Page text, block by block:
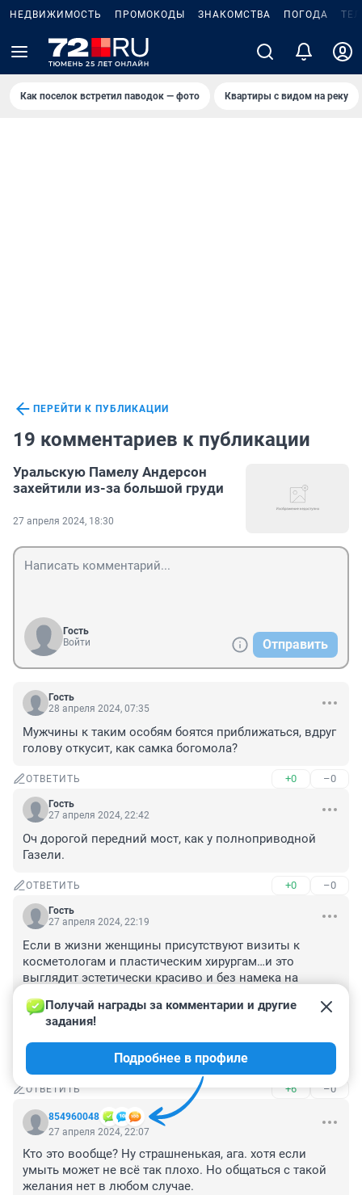
НЕДВИЖИМОСТЬ ПРОМОКОДЫ ЗНАКОМСТВА ПОГОДА
Как поселок встретил паводок — фото Квартиры с видом на реку
ПЕРЕЙТИ К ПУБЛИКАЦИИ
19 комментариев к публикации
Уральскую Памелу Андерсон
захейтили из-за большой груди
27 апреля 2024, 18:30
Гость
Войти
Отправить
Гость
28 апреля 2024, 07:35
Мужчины к таким особям боятся приближаться, вдруг
голову откусит, как самка богомола?
ОТВЕТИТЬ +0 –0
Гость
27 апреля 2024, 22:42
Оч дорогой передний мост, как у полноприводной
Газели.
ОТВЕТИТЬ +0 –0
Гость
27 апреля 2024, 22:19
Если в жизни женщины присутствуют визиты к
косметологам и пластическим хирургам…и это
выглядит эстетически красиво и без намека на
лице вместо губ шлепанцы на пол лица …извините
тут не про эстетику и сексуальность…это про
пошлость и отсутствие серого вещества в черепной
ОТВЕТИТЬ +6 –0
854960048
Получай награды за комментарии и другие
задания!
Подробнее в профиле
27 апреля 2024, 22:07
Кто это вообще? Ну страшненькая, ага. хотя если
умыть может не всё так плохо. Но общаться с такой
желания нет в любом случае.